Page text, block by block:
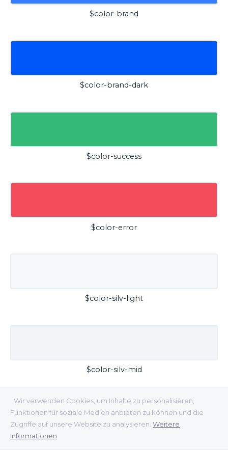
Wir verwenden Cookies, um Inhalte zu personalisieren,
Funktionen für soziale Medien anbieten zu können und die
Zugriffe auf unsere Website zu analysieren. Weitere
Informationen
$color-brand
$color-brand-dark
$color-success
$color-error
$color-silv-light
$color-silv-mid